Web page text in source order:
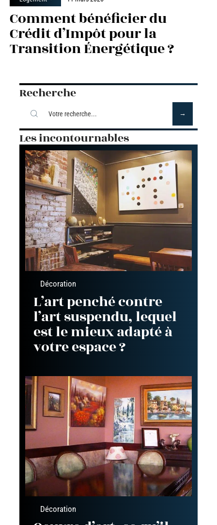
Comment bénéficier du
Crédit d’Impôt pour la
Transition Énergétique ?
Recherche
Les incontournables
Décoration
L’art penché contre
l’art suspendu, lequel
est le mieux adapté à
votre espace ?
Décoration